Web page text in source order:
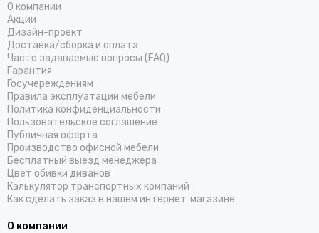
О компании
Акции
Дизайн-проект
Доставка/cборка и оплата
Часто задаваемые вопросы (FAQ)
Гарантия
Госучереждениям
Правила эксплуатации мебели
Политика конфиденциальности
Пользовательское соглашение
Публичная оферта
Производство офисной мебели
Бесплатный выезд менеджера
Цвет обивки диванов
Калькулятор транспортных компаний
Как сделать заказ в нашем интернет‑магазине
О компании